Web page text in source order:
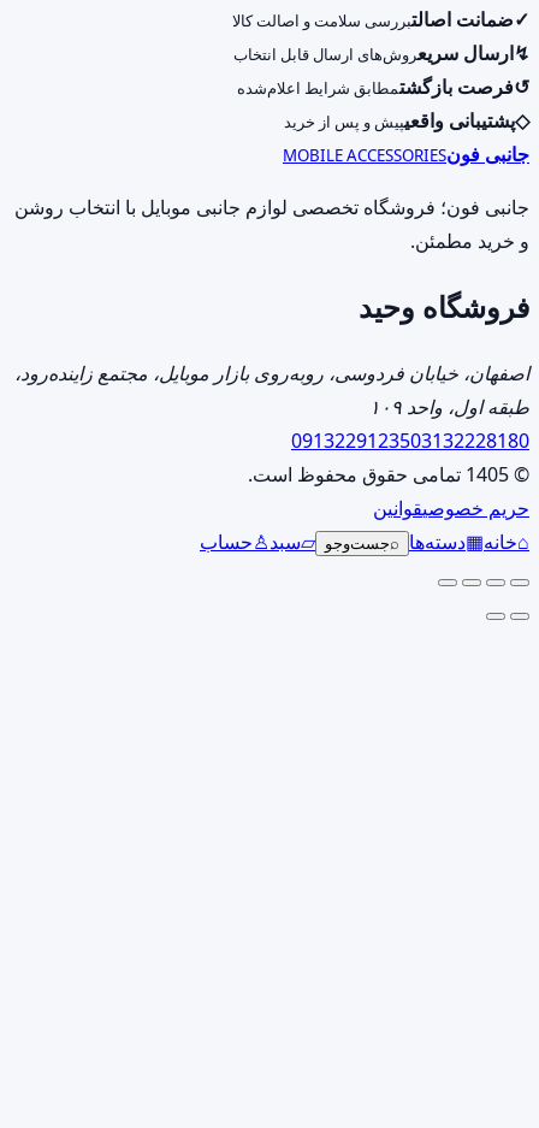
انتخاب
شوند
دارای
انواع
مختلفی
می
باشد.
گزینه
است
صفحه
انتخاب
شوند
✓ضمانت اصالتبررسی سلامت و اصالت کالا
↯ارسال سریعروش‌های ارسال قابل انتخاب
↺فرصت بازگشتمطابق شرایط اعلام‌شده
◇پشتیبانی واقعیپیش و پس از خرید
جانبی فونMOBILE ACCESSORIES
جانبی فون؛ فروشگاه تخصصی لوازم جانبی موبایل با انتخاب روشن
و خرید مطمئن.
فروشگاه وحید
اصفهان، خیابان فردوسی، روبه‌روی بازار موبایل، مجتمع زاینده‌رود،
طبقه اول، واحد ۱۰۹
03132228180
09132291235
© 1405 تمامی حقوق محفوظ است.
حریم خصوصیقوانین
⌂خانه▦دسته‌ها ⌕جست‌وجو ▱سبد♙حساب